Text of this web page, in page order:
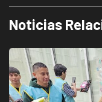
Noticias